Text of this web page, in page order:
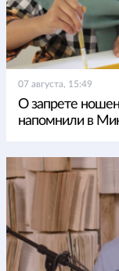
07 августа, 15:49
О запрете
напомнили в